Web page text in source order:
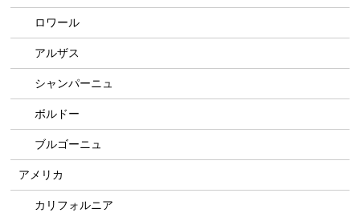
ロワール
アルザス
シャンパーニュ
ボルドー
ブルゴーニュ
アメリカ
カリフォルニア